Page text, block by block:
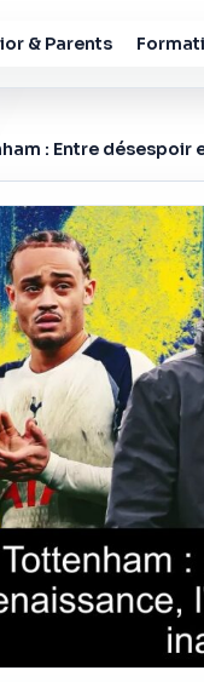
& Parents
: Entre désespoir